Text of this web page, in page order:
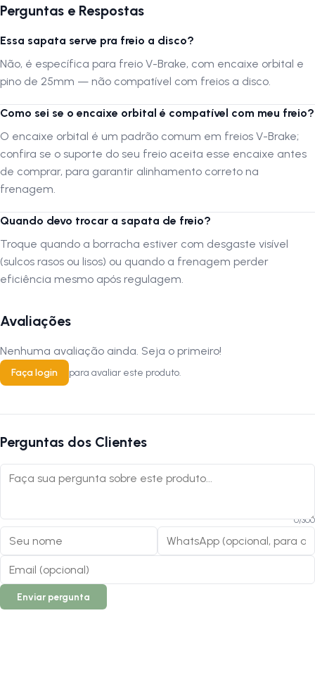
garantir o ajuste e alinhamento corretos das sapatas no sistema V-
Brake. Verifique o posicionamento das peças e evite o uso de
ferramentas inadequadas. Um bom alinhamento assegura frenagem
ALOJA NA PISTAnão se responsabiliza por montagens incorretas,
Siga-nos no Instagram:@lojanapista
Assista no YouTube: LojanaPista
Perguntas e Respostas
Essa sapata serve pra freio a disco?
Não, é específica para freio V-Brake, com encaixe orbital e
pino de 25mm — não compatível com freios a disco.
Como sei se o encaixe orbital é compatível com meu freio?
O encaixe orbital é um padrão comum em freios V-Brake;
confira se o suporte do seu freio aceita esse encaixe antes
de comprar, para garantir alinhamento correto na
frenagem.
Quando devo trocar a sapata de freio?
Troque quando a borracha estiver com desgaste visível
(sulcos rasos ou lisos) ou quando a frenagem perder
eficiência mesmo após regulagem.
Avaliações
Nenhuma avaliação ainda. Seja o primeiro!
Faça login para avaliar este produto.
Perguntas dos Clientes
0/300
Enviar pergunta